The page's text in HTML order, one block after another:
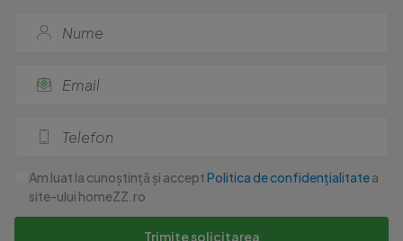
Am luat la cunoștință și acceptPolitica de confidențialitatea
site-ului homeZZ.ro
Trimite solicitarea